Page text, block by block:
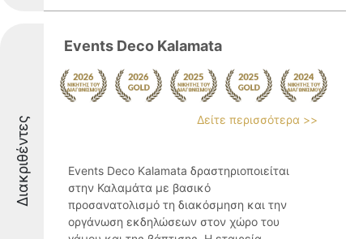
Διακριθέντες
Events Deco Kalamata
Δείτε περισσότερα >>
Events Deco Kalamata δραστηριοποιείται
στην Καλαμάτα με βασικό
προσανατολισμό τη διακόσμηση και την
οργάνωση εκδηλώσεων στον χώρο του